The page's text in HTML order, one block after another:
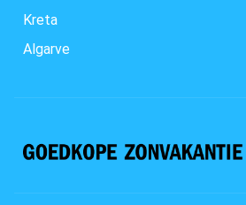
Kreta
Algarve